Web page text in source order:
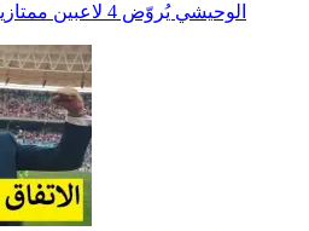
الوحيشي يُروّض 4 لاعبين ممتازين من الدوري التونسي